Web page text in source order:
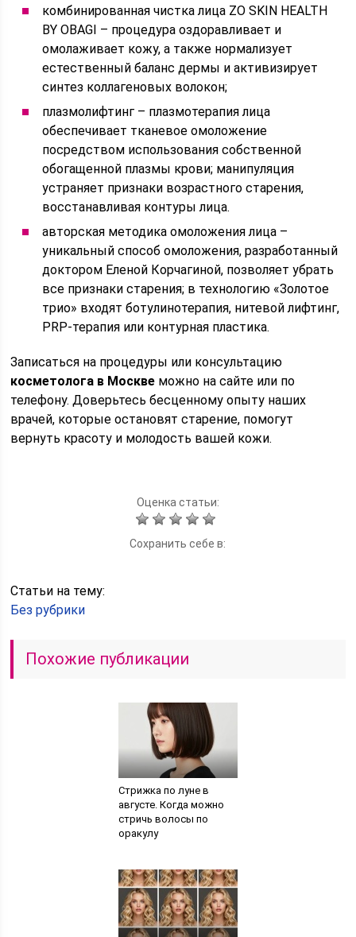
комбинированная чистка лица ZO SKIN HEALTH
BY OBAGI – процедура оздоравливает и
омолаживает кожу, а также нормализует
естественный баланс дермы и активизирует
синтез коллагеновых волокон;
плазмолифтинг – плазмотерапия лица
обеспечивает тканевое омоложение
посредством использования собственной
обогащенной плазмы крови; манипуляция
устраняет признаки возрастного старения,
восстанавливая контуры лица.
авторская методика омоложения лица –
уникальный способ омоложения, разработанный
доктором Еленой Корчагиной, позволяет убрать
все признаки старения; в технологию «Золотое
трио» входят ботулинотерапия, нитевой лифтинг,
PRP-терапия или контурная пластика.
Записаться на процедуры или консультацию
косметолога в Москве можно на сайте или по
телефону. Доверьтесь бесценному опыту наших
врачей, которые остановят старение, помогут
вернуть красоту и молодость вашей кожи.
Оценка статьи:
Сохранить себе в:
Статьи на тему:
Без рубрики
Похожие публикации
Стрижка по луне в
августе. Когда можно
стричь волосы по
оракулу